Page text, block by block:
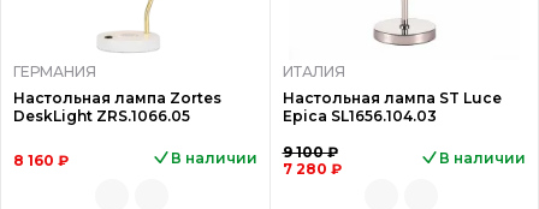
ГЕРМАНИЯ
Настольная лампа Zortes
DeskLight ZRS.1066.05
8 160 ₽ В наличии
ИТАЛИЯ
Настольная лампа ST Luce
Epica SL1656.104.03
9 100 ₽
7 280 ₽
В наличии